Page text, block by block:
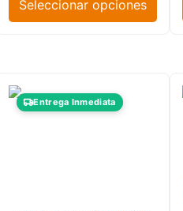
Seleccionar opciones
Entrega Inmediata